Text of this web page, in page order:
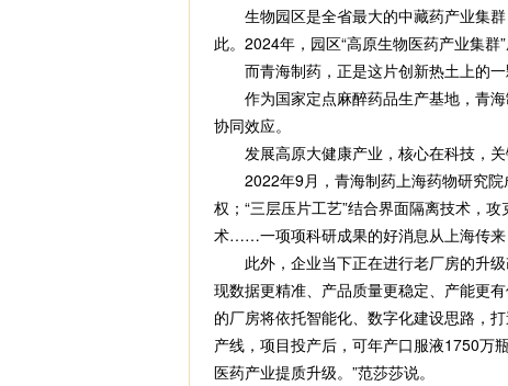
生物园区是全省最大的中藏药产业集群
此。2024年，园区“高原生物医药产业集群
而青海制药，正是这片创新热土上的一
作为国家定点麻醉药品生产基地，青海
协同效应。
发展高原大健康产业，核心在科技，关
2022年9月，青海制药上海药物研究院
权；“三层压片工艺”结合界面隔离技术，
术……一项项科研成果的好消息从上海传来
此外，企业当下正在进行老厂房的升级
现数据更精准、产品质量更稳定、产能更
的厂房将依托智能化、数字化建设思路，
产线，项目投产后，可年产口服液1750万
医药产业提质升级。”范莎莎说。